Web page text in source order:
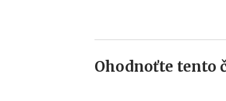
Ohodnoťte tento